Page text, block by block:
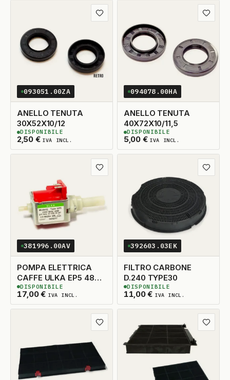
Aggiungi ai preferiti
093051.00ZA
ANELLO TENUTA
30X52X10/12
2,50 € IVA INCL.
5DISPONIBILI
DISPONIBILE
094078.00HA
ANELLO TENUTA
40X72X10/11,5
5,00 € IVA INCL.
5DISPONIBILI
DISPONIBILE
Aggiungi ai preferiti
381996.00AV
POMPA ELETTRICA
CAFFE ULKA EP5 48W
2/1MIN A/P
17,00€ IVA INCL.
2DISPONIBILI
DISPONIBILE
392603.03EK
FILTRO CARBONE
D.240 TYPE30
11,00€ IVA INCL.
2DISPONIBILI
DISPONIBILE
Aggiungi ai preferiti